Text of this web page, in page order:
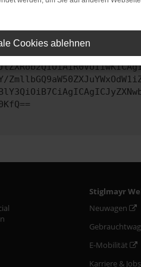
versuchen, das Problem
Stiglmayr
Neuwagen
E-Mobilität
Karriere & Jobs
Cookies ablehnen